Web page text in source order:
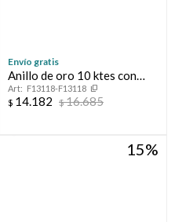
Envío gratis
Anillo de oro 10 ktes con
circonias.
F13118-F13118
$ 14.182 $16.685
15